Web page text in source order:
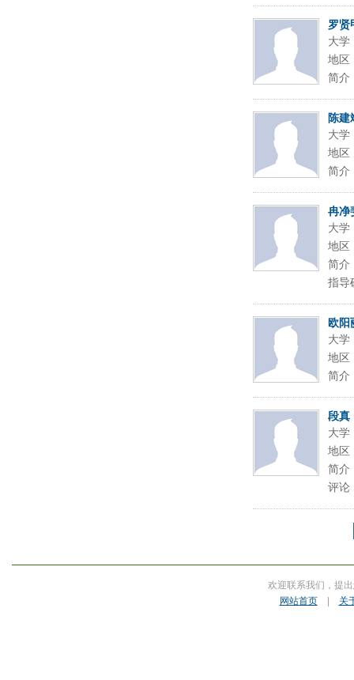
罗贤
大学
地区
简介
陈建
大学
地区
简介
冉净
大学
地区
简介
指导
欧阳
大学
地区
简介
段真
大学
地区
简介
评论
欢迎联系我们，提
网站首页| 关